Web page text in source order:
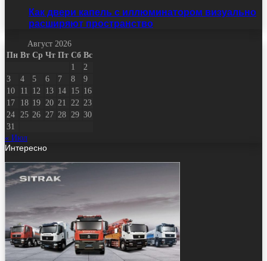
Как двери капель с иллюминатором визуально
расширяют пространство
Август 2026
Пн Вт Ср Чт Пт Сб Вс
1
2
3
4 5 6 7 8
9
10
11 12 13 14 15 16
17
18 19 20 21 22 23
24
25 26 27 28 29 30
31
« Июл
Интересно